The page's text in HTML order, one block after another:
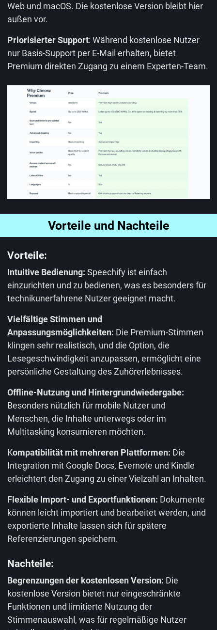
Web und macOS. Die kostenlose Version bleibt hier
außen vor.
Priorisierter Support: Während kostenlose Nutzer
nur Basis-Support per E-Mail erhalten, bietet
Premium direkten Zugang zu einem Experten-Team.
Vorteile und Nachteile
Vorteile:
Intuitive Bedienung: Speechify ist einfach
einzurichten und zu bedienen, was es besonders für
technikunerfahrene Nutzer geeignet macht.
Vielfältige Stimmen und
Anpassungsmöglichkeiten: Die Premium-Stimmen
klingen sehr realistisch, und die Option, die
Lesegeschwindigkeit anzupassen, ermöglicht eine
persönliche Gestaltung des Zuhörerlebnisses.
Offline-Nutzung und Hintergrundwiedergabe:
Besonders nützlich für mobile Nutzer und
Menschen, die Inhalte unterwegs oder im
Multitasking konsumieren möchten.
Kompatibilität mit mehreren Plattformen: Die
Integration mit Google Docs, Evernote und Kindle
erleichtert den Zugang zu einer Vielzahl an Inhalten.
Flexible Import- und Exportfunktionen: Dokumente
können leicht importiert und bearbeitet werden, und
exportierte Inhalte lassen sich für spätere
Referenzierungen speichern.
Nachteile:
Begrenzungen der kostenlosen Version: Die
kostenlose Version bietet nur eingeschränkte
Funktionen und limitierte Nutzung der
Stimmenauswahl, was für regelmäßige Nutzer